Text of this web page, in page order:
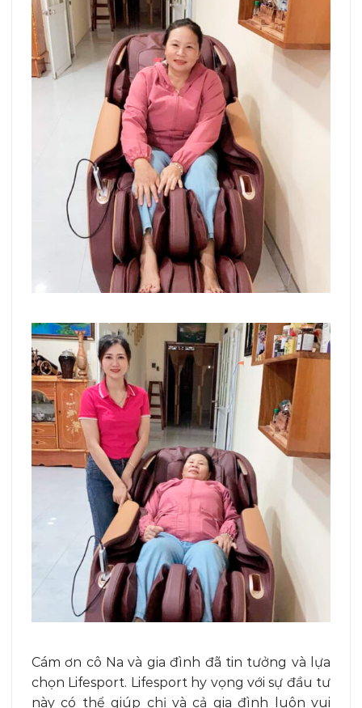
Cám ơn cô Na và gia đình đã tin tưởng và lựa
chọn Lifesport. Lifesport hy vọng với sự đầu tư
này có thể giúp chị và cả gia đình luôn vui